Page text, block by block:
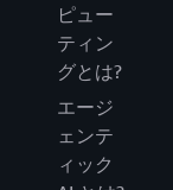
ピュー
ティン
グとは?
エージ
ェンテ
ィック